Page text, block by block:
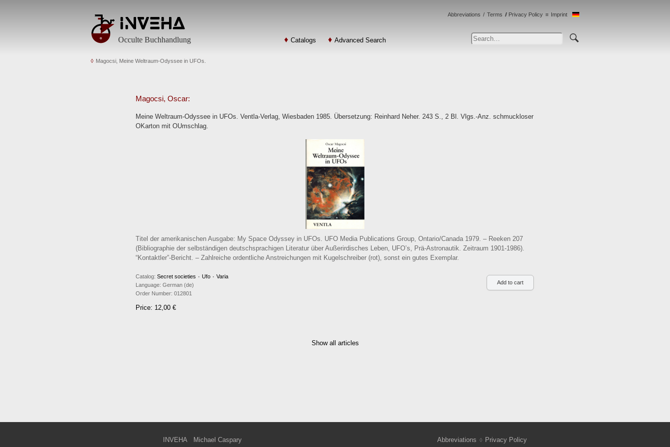
Occulte Buchhandlung Catalogs Advanced Search
Abbreviations Terms Privacy Policy Imprint
Magocsi, Meine Weltraum-Odyssee in UFOs.
Magocsi, Oscar:
Meine Weltraum-Odyssee in UFOs. Ventla-Verlag, Wiesbaden 1985. Übersetzung: Reinhard Neher. 243 S., 2 Bl. Vlgs.-Anz. schmuckloser
OKarton mit OUmschlag.
Titel der amerikanischen Ausgabe: My Space Odyssey in UFOs. UFO Media Publications Group, Ontario/Canada 1979. – Reeken 207
(Bibliographie der selbständigen deutschsprachigen Literatur über Außerirdisches Leben, UFO’s, Prä-Astronautik. Zeitraum 1901-1986).
“Kontaktler”-Bericht. – Zahlreiche ordentliche Anstreichungen mit Kugelschreiber (rot), sonst ein gutes Exemplar.
Catalog: Secret societies ۰ Ufo ۰ Varia
Language: German (de)
Order Number: 012801
Price: 12,00 €
Show all articles
INVEHA
Michael Caspary
Abbreviations
Privacy Policy